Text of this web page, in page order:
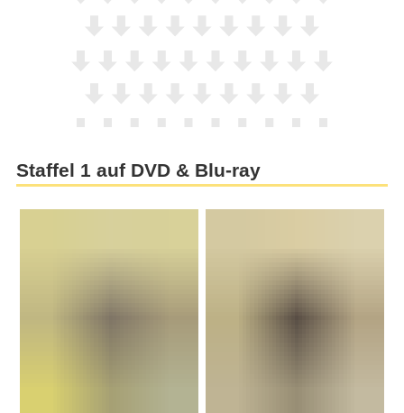
Staffel 1 auf DVD & Blu-ray